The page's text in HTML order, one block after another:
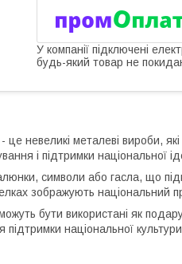
У компанії підключені
будь-який товар не
це невеликі металеві вироби,
і підтримки національної
символи або гасла, що
зображують національний
бути використані як
підтримки національної